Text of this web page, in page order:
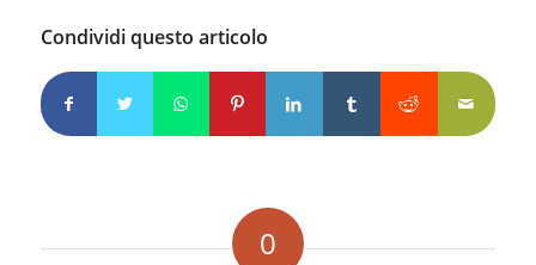
Condividi questo articolo
0